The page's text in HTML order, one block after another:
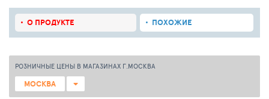
О ПРОДУКТЕ ПОХОЖИЕ
РОЗНИЧНЫЕ ЦЕНЫ В МАГАЗИНАХ Г.МОСКВА
МОСКВА